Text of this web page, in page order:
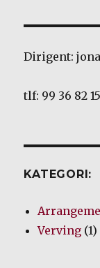
Dirigent:
tlf: 99 36 82 15
KATEGORI:
Verving (1)